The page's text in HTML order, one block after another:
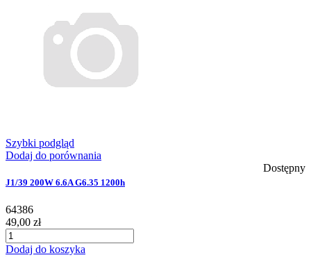
Szybki podgląd
Dodaj do porównania
Dostępny
J1/39 200W 6.6A G6.35 1200h
64386
49,00 zł
Dodaj do koszyka